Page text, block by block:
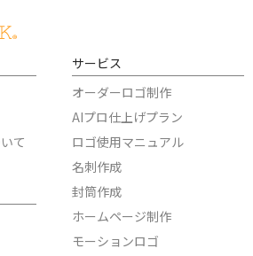
て
サービス
オーダーロゴ制作
AIプロ仕上げプラン
ロゴ使用マニュアル
名刺作成
封筒作成
ホームページ制作
モーションロゴ